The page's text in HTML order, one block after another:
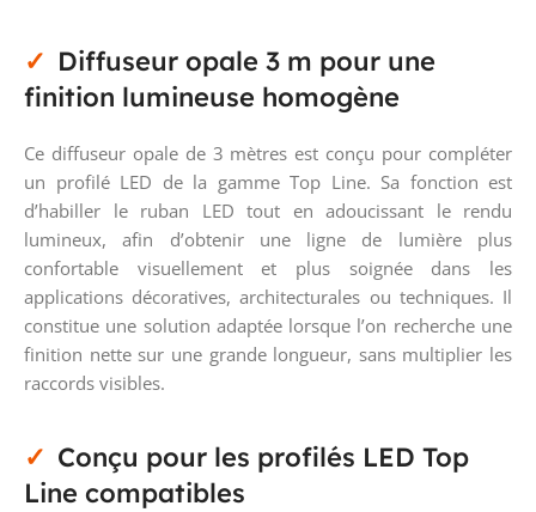
Diffuseur opale 3 m pour une
finition lumineuse homogène
Ce diffuseur opale de 3 mètres est conçu pour compléter
un profilé LED de la gamme Top Line. Sa fonction est
d’habiller le ruban LED tout en adoucissant le rendu
lumineux, afin d’obtenir une ligne de lumière plus
confortable visuellement et plus soignée dans les
applications décoratives, architecturales ou techniques. Il
constitue une solution adaptée lorsque l’on recherche une
finition nette sur une grande longueur, sans multiplier les
raccords visibles.
Conçu pour les profilés LED Top
Line compatibles